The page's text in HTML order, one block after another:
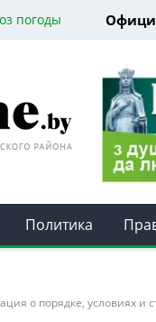
погоды
Политика
о порядке, условиях и